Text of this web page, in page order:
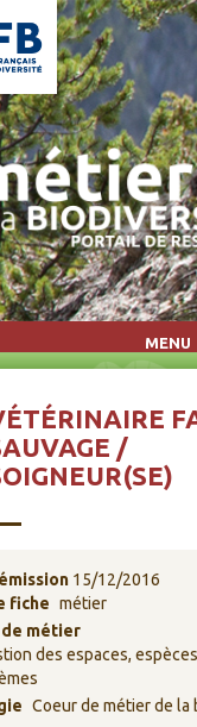
Aller au
MENU
/
15/12/2016
fiche métier
de métier
des espaces,
Coeur de métier de la